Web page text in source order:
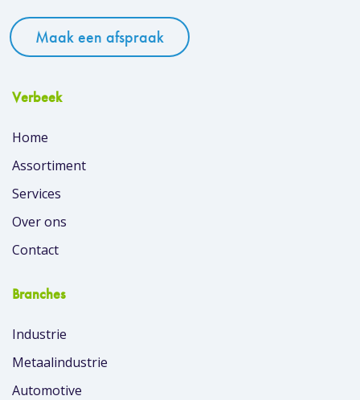
Maak een afspraak
Verbeek
Home
Assortiment
Services
Over ons
Contact
Branches
Industrie
Metaalindustrie
Automotive